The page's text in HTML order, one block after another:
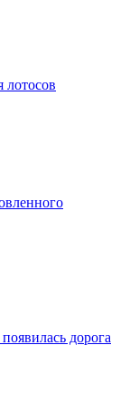
лотосов
дорога